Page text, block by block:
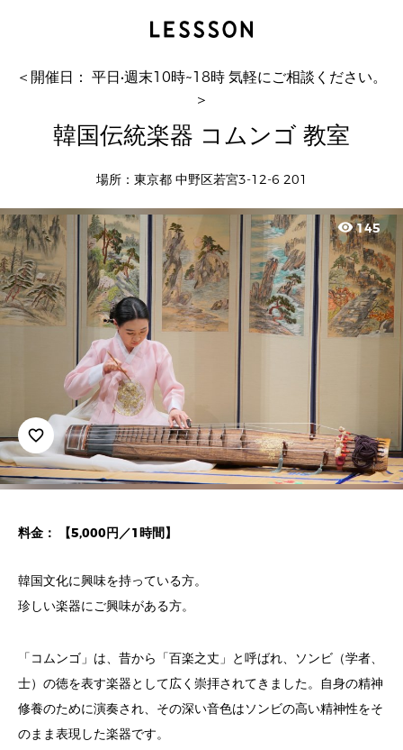
韓国伝統楽器 コムンゴ 教室
＜開催日： 平日•週末10時~18時 気軽にご相談ください。
＞
韓国伝統楽器 コムンゴ 教室
場所：東京都 中野区若宮3-12-6 201
visibility145
favorite_border
料金： 【5,000円／1時間】
韓国文化に興味を持っている方。
珍しい楽器にご興味がある方。
「コムンゴ」は、昔から「百楽之丈」と呼ばれ、ソンビ（学者、
士）の徳を表す楽器として広く崇拝されてきました。自身の精神
修養のために演奏され、その深い音色はソンビの高い精神性をそ
のまま表現した楽器です。